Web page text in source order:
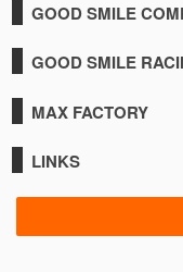
GOOD SMILE
GOOD SMILE
MAX FACTORY
LINKS